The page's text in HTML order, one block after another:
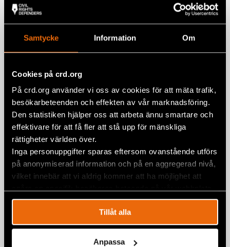
Samtycke Information Om
Cookies på crd.org
På crd.org använder vi oss av cookies för att mäta trafik,
besökarbeteenden och effekten av vår marknadsföring.
Den statistiken hjälper oss att arbeta ännu smartare och
effektivare för att få fler att stå upp för mänskliga
rättigheter världen över.
Inga personuppgifter sparas eftersom ovanstående utförs
på anonymiserad information och på en aggregerad nivå,
vilket innebär att vi aldrig kommer att ha möjlighet att
Tillåt alla
Anpassa
PRESSTRÄFF: Tortyr i Syrien –
straffrihet
SVERIGE 19 februari 2019